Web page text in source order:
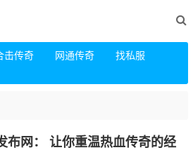
击传奇 网通传奇
找私服
布网： 让你重温热血传奇的经